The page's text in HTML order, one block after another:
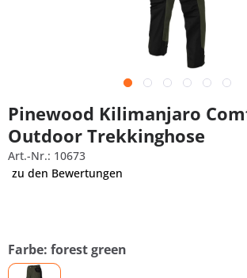
Pinewood Kilimanjaro
Outdoor Trekkinghose
Art.-Nr.: 10673
zu den Bewertungen
Farbe: forest green